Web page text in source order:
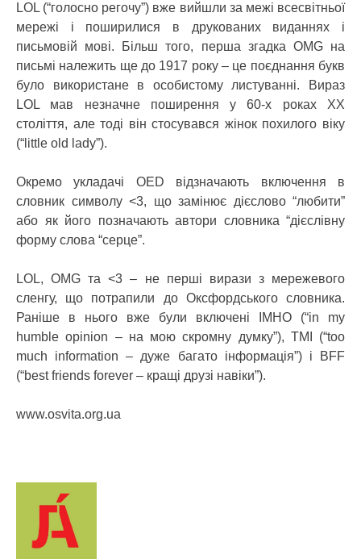
LOL (“голосно регочу”) вже вийшли за межі всесвітньої
мережі і поширилися в друкованих виданнях і
письмовій мові. Більш того, перша згадка OMG на
письмі належить ще до 1917 року – це поєднання букв
було використане в особистому листуванні. Вираз
LOL мав незначне поширення у 60-х роках XX
століття, але тоді він стосувався жінок похилого віку
(“little old lady”).
Окремо укладачі OED відзначають включення в
словник символу <3, що замінює дієслово “любити”
або як його позначають автори словника “дієслівну
форму слова “серце”.
LOL, OMG та <3 – не перші вирази з мережевого
сленгу, що потрапили до Оксфордського словника.
Раніше в нього вже були включені IMHO (“in my
humble opinion – на мою скромну думку”), TMI (“too
much information – дуже багато інформація”) і BFF
(“best friends forever – кращі друзі навіки”).
www.osvita.org.ua